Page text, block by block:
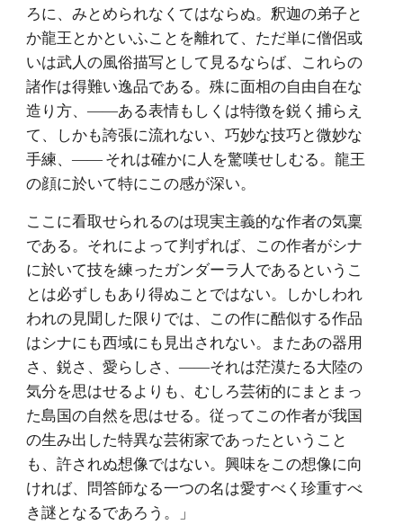
ろに、みとめられなくてはならぬ。釈迦の弟子と
か龍王とかといふことを離れて、ただ単に僧侶或
いは武人の風俗描写として見るならば、これらの
諸作は得難い逸品である。殊に面相の自由自在な
造り方、――ある表情もしくは特徴を鋭く捕らえ
て、しかも誇張に流れない、巧妙な技巧と微妙な
手練、―― それは確かに人を驚嘆せしむる。龍王
の顔に於いて特にこの感が深い。
ここに看取せられるのは現実主義的な作者の気稟
である。それによって判ずれば、この作者がシナ
に於いて技を練ったガンダーラ人であるというこ
とは必ずしもあり得ぬことではない。しかしわれ
われの見聞した限りでは、この作に酷似する作品
はシナにも西域にも見出されない。またあの器用
さ、鋭さ、愛らしさ、――それは茫漠たる大陸の
気分を思はせるよりも、むしろ芸術的にまとまっ
た島国の自然を思はせる。従ってこの作者が我国
の生み出した特異な芸術家であったということ
も、許されぬ想像ではない。興味をこの想像に向
ければ、問答師なる一つの名は愛すべく珍重すべ
き謎となるであろう。」